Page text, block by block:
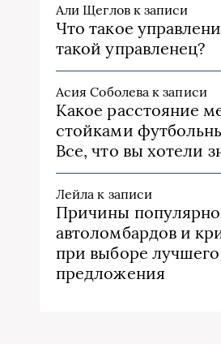
Али Щегловк записи
Что такое
такой управленец?
Асия Соболева к записи
Какое расстояние
стойками
Все, что вы хотели
Лейла к записи
Причины
автоломбардов и
при выборе лучшего
предложения